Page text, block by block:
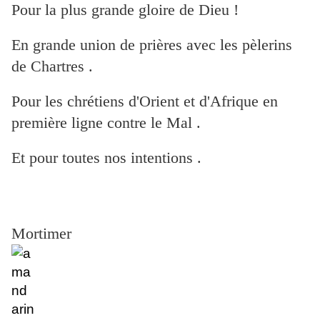
Pour la plus grande gloire de Dieu !
En grande union de prières avec les pèlerins
de Chartres .
Pour les chrétiens d'Orient et d'Afrique en
première ligne contre le Mal .
Et pour toutes nos intentions .
Mortimer